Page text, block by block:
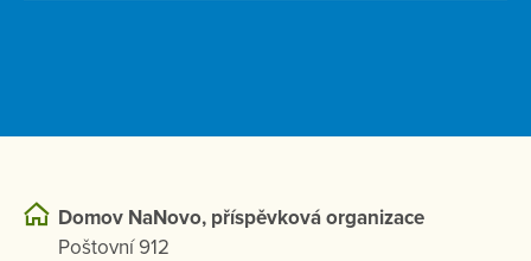
Domov NaNovo, příspěvková organizace
Poštovní 912